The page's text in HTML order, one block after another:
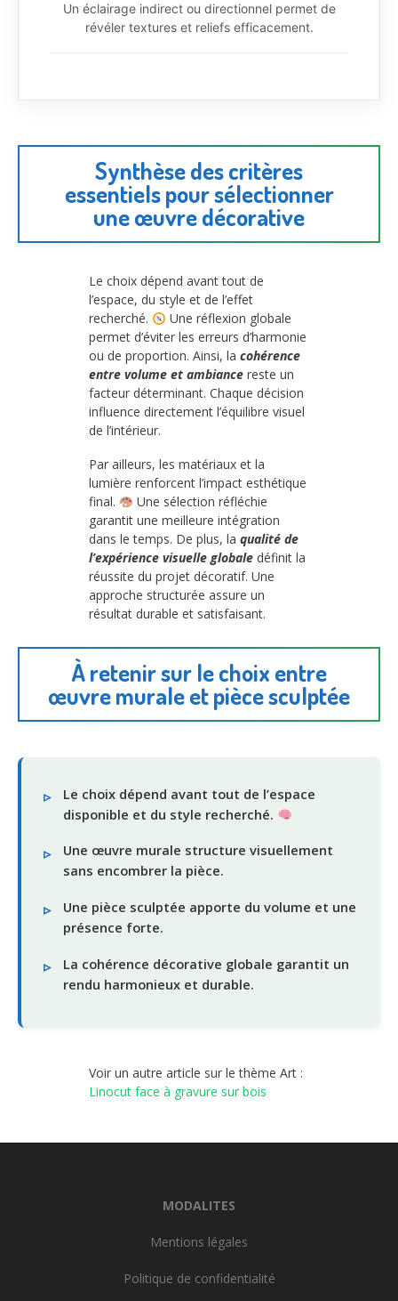
Un éclairage indirect ou directionnel permet de
révéler textures et reliefs efficacement.
Synthèse des critères
essentiels pour sélectionner
une œuvre décorative
Le choix dépend avant tout de
l’espace, du style et de l’effet
recherché.
Une réflexion globale
permet d’éviter les erreurs d’harmonie
ou de proportion. Ainsi, la cohérence
entre volume et ambiance reste un
facteur déterminant. Chaque décision
influence directement l’équilibre visuel
de l’intérieur.
Par ailleurs, les matériaux et la
lumière renforcent l’impact esthétique
final.
Une sélection réfléchie
garantit une meilleure intégration
dans le temps. De plus, la qualité de
l’expérience visuelle globale définit la
réussite du projet décoratif. Une
approche structurée assure un
résultat durable et satisfaisant.
À retenir sur le choix entre
œuvre murale et pièce sculptée
Le choix dépend avant tout de l’espace
disponible et du style recherché.
Une œuvre murale structure visuellement
sans encombrer la pièce.
Une pièce sculptée apporte du volume et une
présence forte.
La cohérence décorative globale garantit un
rendu harmonieux et durable.
Voir un autre article sur le thème Art :
Linocut face à gravure sur bois
MODALITES
Mentions légales
Politique de confidentialité